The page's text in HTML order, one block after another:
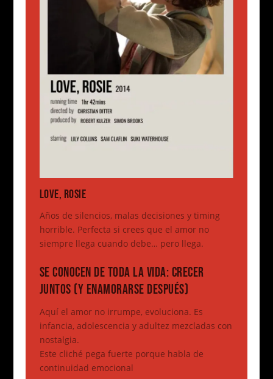
LOVE, ROSIE
Años de silencios, malas decisiones y timing
horrible. Perfecta si crees que el amor no
siempre llega cuando debe… pero llega.
SE CONOCEN DE TODA LA VIDA: CRECER
JUNTOS (Y ENAMORARSE DESPUÉS)
Aquí el amor no irrumpe, evoluciona. Es
infancia, adolescencia y adultez mezcladas con
nostalgia.
Este cliché pega fuerte porque habla de
continuidad emocional